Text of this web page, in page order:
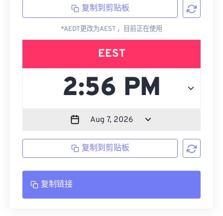
复制到剪贴板
*AEDT更改为AEST ，目前正在使用
EEST
复制到剪贴板
复制链接